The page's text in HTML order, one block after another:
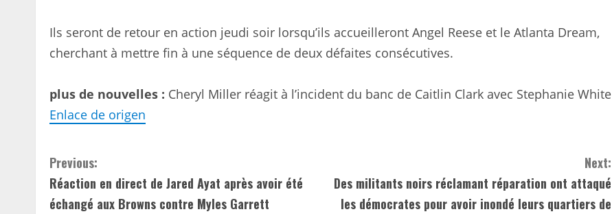
Ils seront de retour en action jeudi soir lorsqu’ils accueilleront Angel Reese et le Atlanta Dream,
cherchant à mettre fin à une séquence de deux défaites consécutives.
plus de nouvelles : Cheryl Miller réagit à l’incident du banc de Caitlin Clark avec Stephanie White
Enlace de origen
C
o
Previous:
Réaction en direct de Jared Ayat après avoir été
échangé aux Browns contre Myles Garrett
Next:
Des militants noirs réclamant réparation ont attaqué
les démocrates pour avoir inondé leurs quartiers de